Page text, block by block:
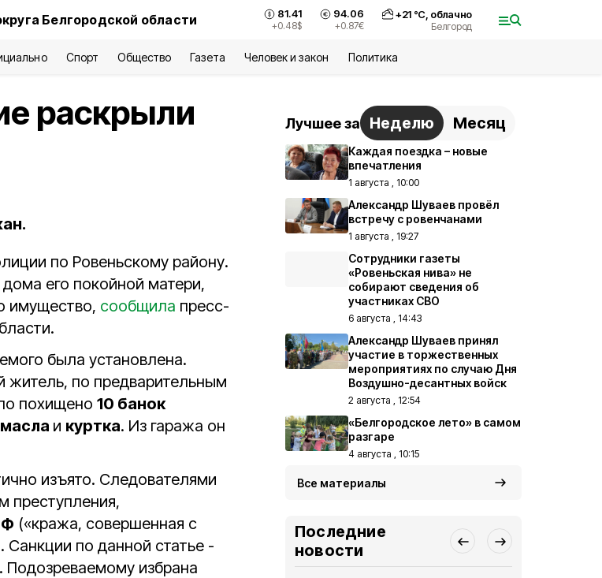
Белгородской области 81.41
+0.48$
94.06
+0.87€
+21°С, облачно
Белгород
Спорт Общество Газета Человек и закон Политика
раскрыли
по Ровеньскому району.
его покойной матери,
имущество, сообщила пресс-
была установлена.
житель, по предварительным
похищено 10 банок
и куртка. Из гаража он
изъято. Следователями
преступления,
(«кража, совершенная с
по данной статье -
. Подозреваемому избрана
Лучшее за Неделю Месяц
Каждая поездка – новые
впечатления
1 августа , 10:00
Александр Шуваев провёл
встречу с ровенчанами
1 августа , 19:27
Сотрудники газеты
«Ровеньская нива» не
собирают сведения об
участниках СВО
6 августа , 14:43
Александр Шуваев принял
участие в торжественных
мероприятиях по случаю Дня
Воздушно-десантных войск
2 августа , 12:54
«Белгородское лето» в самом
разгаре
4 августа , 10:15
Все материалы
Последние
новости